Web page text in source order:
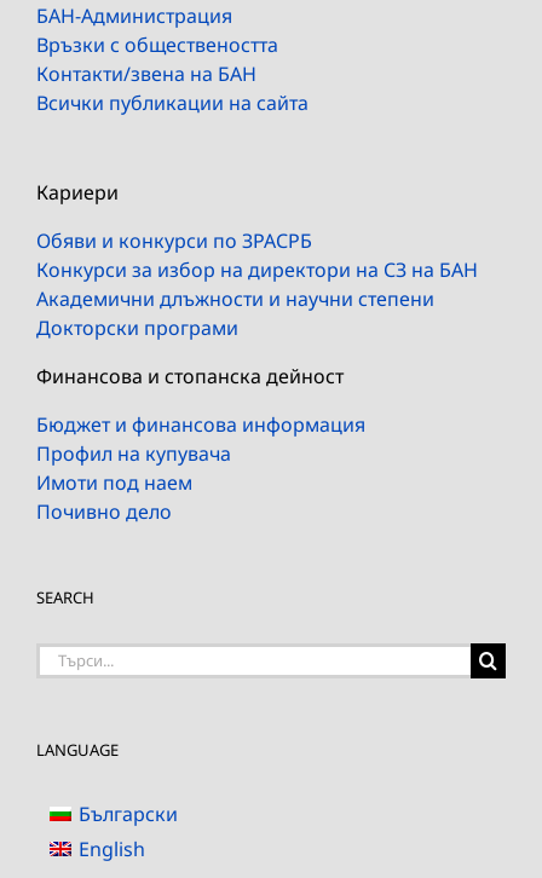
БАН-Администрация
Връзки с обществеността
Контакти/звена на БАН
Всички публикации на сайта
Кариери
Обяви и конкурси по ЗРАСРБ
Конкурси за избор на директори на СЗ на БАН
Академични длъжности и научни степени
Докторски програми
Финансова и стопанска дейност
Бюджет и финансова информация
Профил на купувача
Имоти под наем
Почивно дело
SEARCH
Търсене
LANGUAGE
Български
English